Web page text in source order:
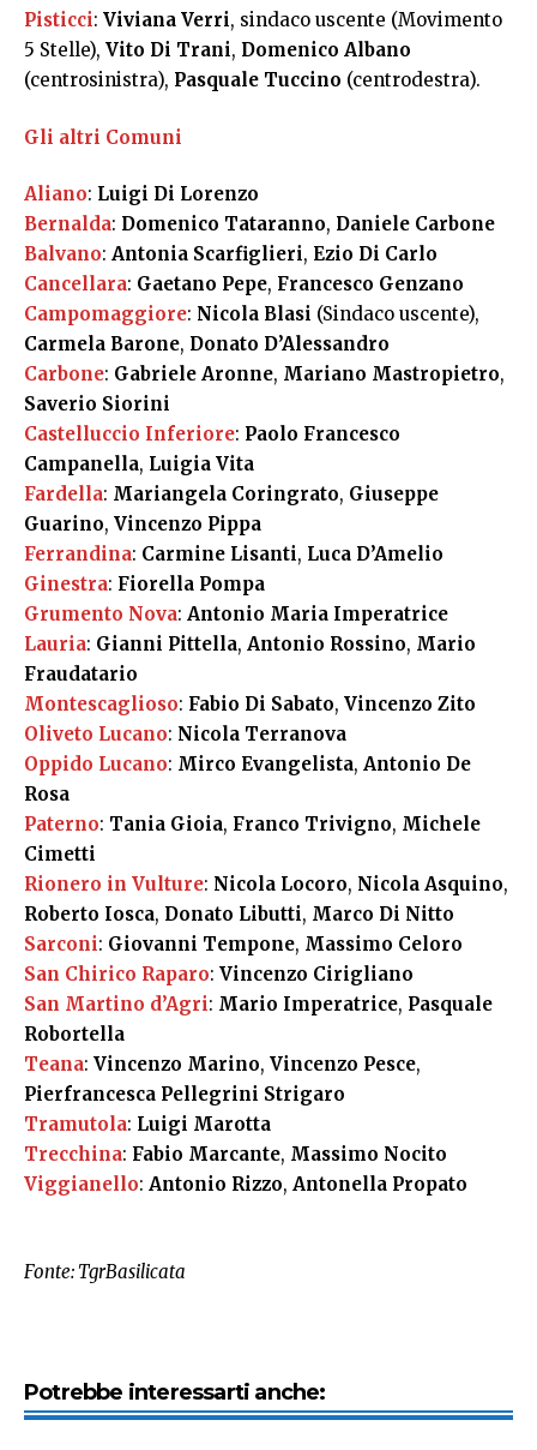
Pisticci: Viviana Verri, sindaco uscente (Movimento
5 Stelle), Vito Di Trani, Domenico Albano
(centrosinistra), Pasquale Tuccino (centrodestra).
Gli altri Comuni
Aliano: Luigi Di Lorenzo
Bernalda: Domenico Tataranno, Daniele Carbone
Balvano: Antonia Scarfiglieri, Ezio Di Carlo
Cancellara: Gaetano Pepe, Francesco Genzano
Campomaggiore: Nicola Blasi (Sindaco uscente),
Carmela Barone, Donato D’Alessandro
Carbone: Gabriele Aronne, Mariano Mastropietro,
Saverio Siorini
Castelluccio Inferiore: Paolo Francesco
Campanella, Luigia Vita
Fardella: Mariangela Coringrato, Giuseppe
Guarino, Vincenzo Pippa
Ferrandina: Carmine Lisanti, Luca D’Amelio
Ginestra: Fiorella Pompa
Grumento Nova: Antonio Maria Imperatrice
Lauria: Gianni Pittella, Antonio Rossino, Mario
Fraudatario
Montescaglioso: Fabio Di Sabato, Vincenzo Zito
Oliveto Lucano: Nicola Terranova
Oppido Lucano: Mirco Evangelista, Antonio De
Rosa
Paterno: Tania Gioia, Franco Trivigno, Michele
Cimetti
Rionero in Vulture: Nicola Locoro, Nicola Asquino,
Roberto Iosca, Donato Libutti, Marco Di Nitto
Sarconi: Giovanni Tempone, Massimo Celoro
San Chirico Raparo: Vincenzo Cirigliano
San Martino d’Agri: Mario Imperatrice, Pasquale
Robortella
Teana: Vincenzo Marino, Vincenzo Pesce,
Pierfrancesca Pellegrini Strigaro
Tramutola: Luigi Marotta
Trecchina: Fabio Marcante, Massimo Nocito
Viggianello: Antonio Rizzo, Antonella Propato
Fonte: TgrBasilicata
Potrebbe interessarti anche: